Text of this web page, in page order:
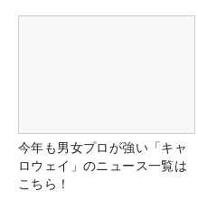
今年も男女プロが強い「キャ
ロウェイ」のニュース一覧は
こちら！